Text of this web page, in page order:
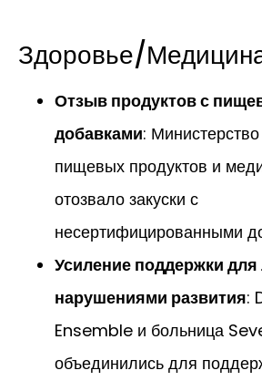
Здоровье/
Отзыв продуктов с
добавками:
пищевых продуктов и
отозвало закуски с
несертифицированными
Усиление поддержки
нарушениями развития:
Ensemble и больница
объединились для